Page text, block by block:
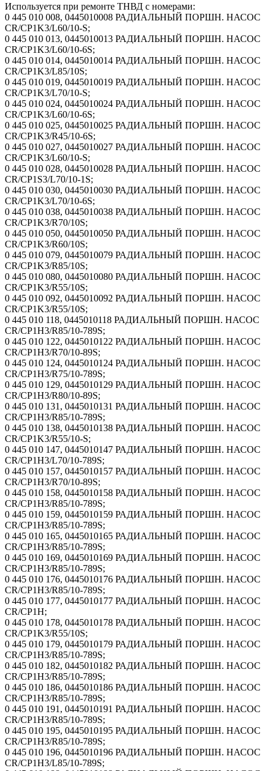
Используется при ремонте ТНВД с номерами:
0 445 010 008, 0445010008 РАДИАЛЬНЫЙ ПОРШН. НАСОС
CR/CP1K3/L60/10-S;
0 445 010 013, 0445010013 РАДИАЛЬНЫЙ ПОРШН. НАСОС
CR/CP1K3/L60/10-6S;
0 445 010 014, 0445010014 РАДИАЛЬНЫЙ ПОРШН. НАСОС
CR/CP1K3/L85/10S;
0 445 010 019, 0445010019 РАДИАЛЬНЫЙ ПОРШН. НАСОС
CR/CP1K3/L70/10-S;
0 445 010 024, 0445010024 РАДИАЛЬНЫЙ ПОРШН. НАСОС
CR/CP1K3/L60/10-6S;
0 445 010 025, 0445010025 РАДИАЛЬНЫЙ ПОРШН. НАСОС
CR/CP1K3/R45/10-6S;
0 445 010 027, 0445010027 РАДИАЛЬНЫЙ ПОРШН. НАСОС
CR/CP1K3/L60/10-S;
0 445 010 028, 0445010028 РАДИАЛЬНЫЙ ПОРШН. НАСОС
CR/CP1S3/L70/10-1S;
0 445 010 030, 0445010030 РАДИАЛЬНЫЙ ПОРШН. НАСОС
CR/CP1K3/L70/10-6S;
0 445 010 038, 0445010038 РАДИАЛЬНЫЙ ПОРШН. НАСОС
CR/CP1K3/R70/10S;
0 445 010 050, 0445010050 РАДИАЛЬНЫЙ ПОРШН. НАСОС
CR/CP1K3/R60/10S;
0 445 010 079, 0445010079 РАДИАЛЬНЫЙ ПОРШН. НАСОС
CR/CP1K3/R85/10S;
0 445 010 080, 0445010080 РАДИАЛЬНЫЙ ПОРШН. НАСОС
CR/CP1K3/R55/10S;
0 445 010 092, 0445010092 РАДИАЛЬНЫЙ ПОРШН. НАСОС
CR/CP1K3/R55/10S;
0 445 010 118, 0445010118 РАДИАЛЬНЫЙ ПОРШН. НАСОС
CR/CP1H3/R85/10-789S;
0 445 010 122, 0445010122 РАДИАЛЬНЫЙ ПОРШН. НАСОС
CR/CP1H3/R70/10-89S;
0 445 010 124, 0445010124 РАДИАЛЬНЫЙ ПОРШН. НАСОС
CR/CP1H3/R75/10-789S;
0 445 010 129, 0445010129 РАДИАЛЬНЫЙ ПОРШН. НАСОС
CR/CP1H3/R80/10-89S;
0 445 010 131, 0445010131 РАДИАЛЬНЫЙ ПОРШН. НАСОС
CR/CP1H3/R85/10-789S;
0 445 010 138, 0445010138 РАДИАЛЬНЫЙ ПОРШН. НАСОС
CR/CP1K3/R55/10-S;
0 445 010 147, 0445010147 РАДИАЛЬНЫЙ ПОРШН. НАСОС
CR/CP1H3/L70/10-789S;
0 445 010 157, 0445010157 РАДИАЛЬНЫЙ ПОРШН. НАСОС
CR/CP1H3/R70/10-89S;
0 445 010 158, 0445010158 РАДИАЛЬНЫЙ ПОРШН. НАСОС
CR/CP1H3/R85/10-789S;
0 445 010 159, 0445010159 РАДИАЛЬНЫЙ ПОРШН. НАСОС
CR/CP1H3/R85/10-789S;
0 445 010 165, 0445010165 РАДИАЛЬНЫЙ ПОРШН. НАСОС
CR/CP1H3/R85/10-789S;
0 445 010 169, 0445010169 РАДИАЛЬНЫЙ ПОРШН. НАСОС
CR/CP1H3/R85/10-789S;
0 445 010 176, 0445010176 РАДИАЛЬНЫЙ ПОРШН. НАСОС
CR/CP1H3/R85/10-789S;
0 445 010 177, 0445010177 РАДИАЛЬНЫЙ ПОРШН. НАСОС
CR/CP1H;
0 445 010 178, 0445010178 РАДИАЛЬНЫЙ ПОРШН. НАСОС
CR/CP1K3/R55/10S;
0 445 010 179, 0445010179 РАДИАЛЬНЫЙ ПОРШН. НАСОС
CR/CP1H3/R85/10-789S;
0 445 010 182, 0445010182 РАДИАЛЬНЫЙ ПОРШН. НАСОС
CR/CP1H3/R85/10-789S;
0 445 010 186, 0445010186 РАДИАЛЬНЫЙ ПОРШН. НАСОС
CR/CP1H3/R85/10-789S;
0 445 010 191, 0445010191 РАДИАЛЬНЫЙ ПОРШН. НАСОС
CR/CP1H3/R85/10-789S;
0 445 010 195, 0445010195 РАДИАЛЬНЫЙ ПОРШН. НАСОС
CR/CP1H3/R85/10-789S;
0 445 010 196, 0445010196 РАДИАЛЬНЫЙ ПОРШН. НАСОС
CR/CP1H3/L85/10-789S;